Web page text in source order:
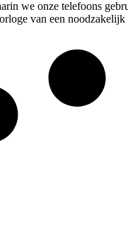
we onze telefoons
van een noodzakelijk